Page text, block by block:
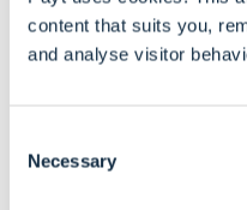
content that suits you,
and analyse visitor
Selection
Necessary"In plaats van